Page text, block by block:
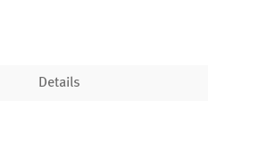
Details